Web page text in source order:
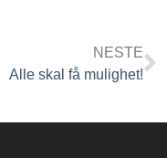
NESTE
Alle skal få mulighet!